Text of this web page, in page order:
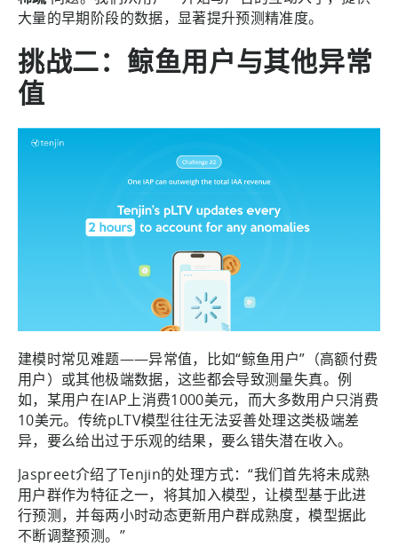
大量的早期阶段的数据，显著提升预测精准度。
挑战二：鲸鱼用户与其他异常
值
建模时常见难题——异常值，比如“鲸鱼用户”（高额付费
用户）或其他极端数据，这些都会导致测量失真。例
如，某用户在IAP上消费1000美元，而大多数用户只消费
10美元。传统pLTV模型往往无法妥善处理这类极端差
异，要么给出过于乐观的结果，要么错失潜在收入。
Jaspreet介绍了Tenjin的处理方式：“我们首先将未成熟
用户群作为特征之一，将其加入模型，让模型基于此进
行预测，并每两小时动态更新用户群成熟度，模型据此
不断调整预测。”